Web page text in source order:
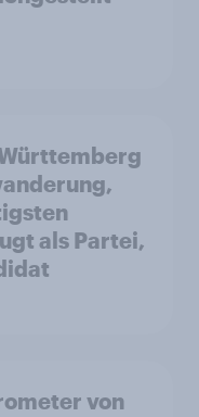
als Partei,
von